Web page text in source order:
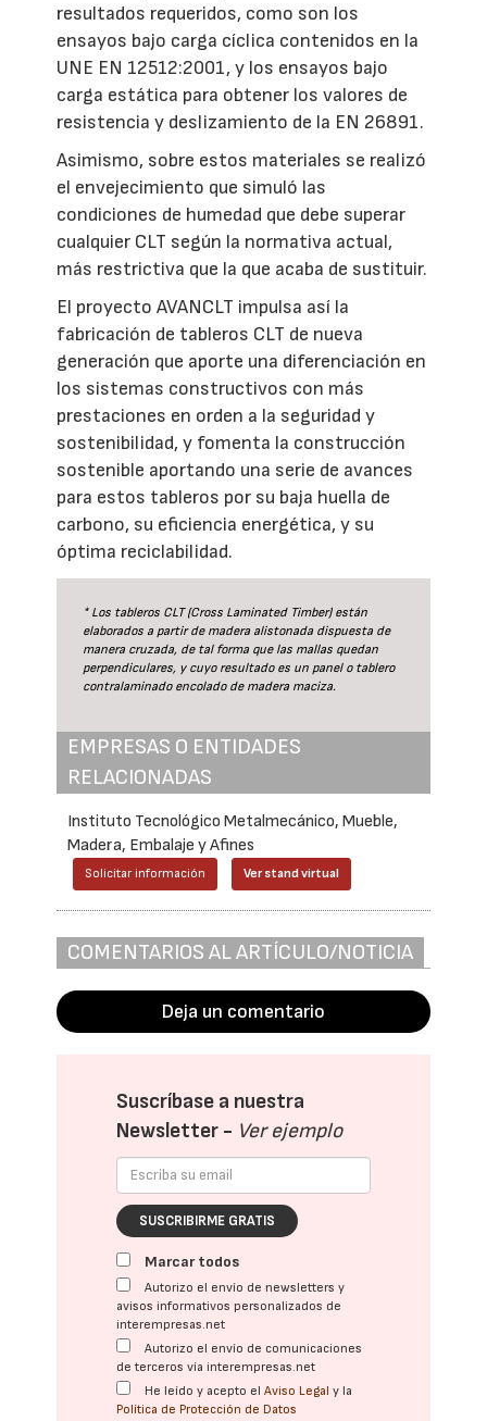
resultados requeridos, como son los
ensayos bajo carga cíclica contenidos en la
UNE EN 12512:2001, y los ensayos bajo
carga estática para obtener los valores de
resistencia y deslizamiento de la EN 26891.
Asimismo, sobre estos materiales se realizó
el envejecimiento que simuló las
condiciones de humedad que debe superar
cualquier CLT según la normativa actual,
más restrictiva que la que acaba de sustituir.
El proyecto AVANCLT impulsa así la
fabricación de tableros CLT de nueva
generación que aporte una diferenciación en
los sistemas constructivos con más
prestaciones en orden a la seguridad y
sostenibilidad, y fomenta la construcción
sostenible aportando una serie de avances
para estos tableros por su baja huella de
carbono, su eficiencia energética, y su
óptima reciclabilidad.
* Los tableros CLT (Cross Laminated Timber) están
elaborados a partir de madera alistonada dispuesta de
manera cruzada, de tal forma que las mallas quedan
perpendiculares, y cuyo resultado es un panel o tablero
contralaminado encolado de madera maciza.
EMPRESAS O ENTIDADES
RELACIONADAS
Instituto Tecnológico Metalmecánico, Mueble,
Madera, Embalaje y Afines
Solicitar información Ver stand virtual
COMENTARIOS AL ARTÍCULO/NOTICIA
Deja un comentario
Suscríbase a nuestra
Newsletter - Ver ejemplo
SUSCRIBIRME GRATIS
Marcar todos
Autorizo el envío de newsletters y
avisos informativos personalizados de
interempresas.net
Autorizo el envío de comunicaciones
de terceros vía interempresas.net
He leído y acepto elAviso Legal y la
Política de Protección de Datos